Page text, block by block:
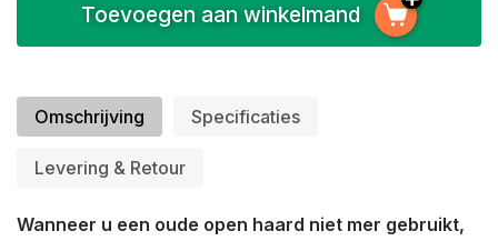
Omschrijving
Wanneer u een oude open haard niet mer gebruikt,
Specificaties
Levering & Retour
Toevoegen aan winkelmand